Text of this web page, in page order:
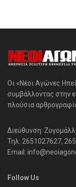
Οι «Νέοι Αγώνες
συμβάλλοντας στην
πλούσια
Διεύθυνση:
Τηλ: 2651027627,
Email:
Follow Us